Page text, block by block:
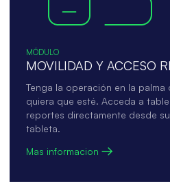
MÓDULO
MOVILIDAD Y ACCESO
Tenga la operación en la palma
quiera que esté. Acceda a
reportes directamente desde
tableta.
Mas informacion